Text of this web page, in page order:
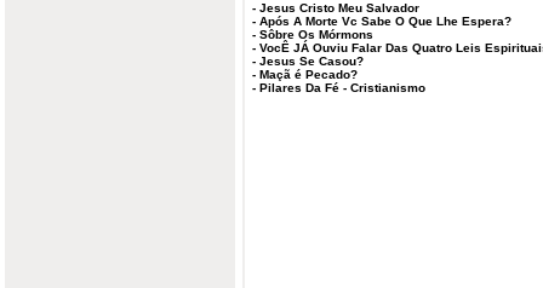
- Jesus Cristo Meu Salvador
- Após A Morte Vc Sabe O Que Lhe Espera?
- Sôbre Os Mórmons
- VocÊ JÁ Ouviu Falar Das Quatro Leis
- Jesus Se Casou?
- Maçã é Pecado?
- Pilares Da Fé - Cristianismo